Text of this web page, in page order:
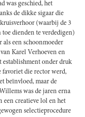
was geschied, het
de dikke sigaar die
(waarbij de 3
dienden te verdedigen)
als een schoonmoeder
Karel Verhoeven en
establishment onder druk
favoriet die rector werd,
beïnvloed, maar de
was de jaren erna
een creatieve lol en het
selectieprocedure